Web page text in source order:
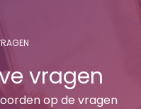
vragen
op de vragen